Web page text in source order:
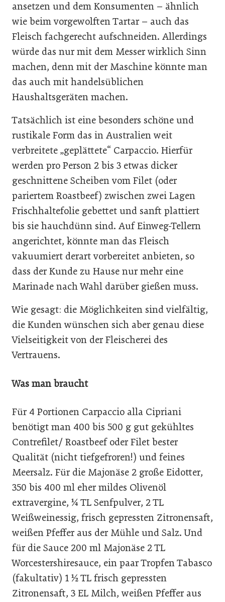
ansetzen und dem Konsumenten – ähnlich
wie beim vorgewolften Tartar – auch das
Fleisch fachgerecht aufschneiden. Allerdings
würde das nur mit dem Messer wirklich Sinn
machen, denn mit der Maschine könnte man
das auch mit handelsüblichen
Haushaltsgeräten machen.
Tatsächlich ist eine besonders schöne und
rustikale Form das in Australien weit
verbreitete „geplättete“ Carpaccio. Hierfür
werden pro Person 2 bis 3 etwas dicker
geschnittene Scheiben vom Filet (oder
pariertem Roastbeef) zwischen zwei Lagen
Frischhaltefolie gebettet und sanft plattiert
bis sie hauchdünn sind. Auf Einweg-Tellern
angerichtet, könnte man das Fleisch
vakuumiert derart vorbereitet anbieten, so
dass der Kunde zu Hause nur mehr eine
Marinade nach Wahl darüber gießen muss.
Wie gesagt: die Möglichkeiten sind vielfältig,
die Kunden wünschen sich aber genau diese
Vielseitigkeit von der Fleischerei des
Vertrauens.
Was man braucht
Für 4 Portionen Carpaccio alla Cipriani
benötigt man 400 bis 500 g gut gekühltes
Contrefilet/ Roastbeef oder Filet bester
Qualität (nicht tiefgefroren!) und feines
Meersalz. Für die Majonäse 2 große Eidotter,
350 bis 400 ml eher mildes Olivenöl
extravergine, ¼ TL Senfpulver, 2 TL
Weißweinessig, frisch gepressten Zitronensaft,
weißen Pfeffer aus der Mühle und Salz. Und
für die Sauce 200 ml Majonäse 2 TL
Worcestershiresauce, ein paar Tropfen Tabasco
(fakultativ) 1 ½ TL frisch gepressten
Zitronensaft, 3 EL Milch, weißen Pfeffer aus